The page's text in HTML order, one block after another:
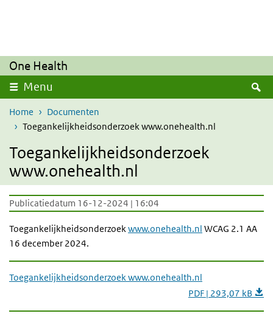
One Health
Menu
Home
Documenten
Toegankelijkheidsonderzoek www.onehealth.nl
Toegankelijkheidsonderzoek
www.onehealth.nl
Publicatiedatum 16-12-2024 | 16:04
Toegankelijkheidsonderzoekwww.onehealth.nl WCAG 2.1 AA
16 december 2024.
Toegankelijkheidsonderzoek www.onehealth.nl
PDF | 293,07 kB